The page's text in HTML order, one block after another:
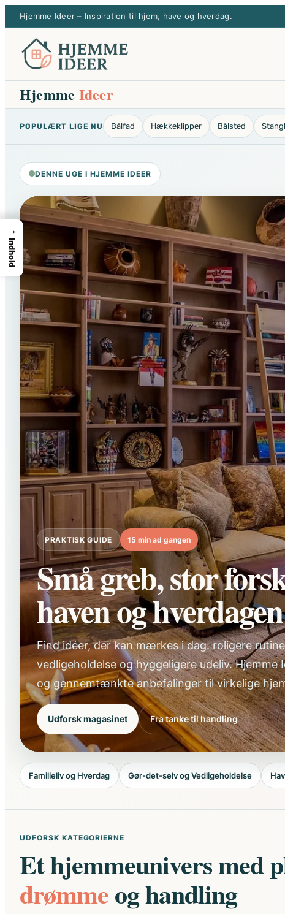
Spring
til
indhold
Hjemme Ideer – Inspiration til hjem, have og hverdag.
Hjemme Ideer
POPULÆRT LIGE NU Bålfad Hækkeklipper Bålsted
DENNE UGE I HJEMME IDEER
PRAKTISK GUIDE 15 min ad gangen
Små greb, stor
haven og hverdagen
Find idéer, der kan mærkes i dag: roligere
vedligeholdelse og hyggeligere udeliv. Hjemme
og gennemtænkte anbefalinger til virkelige
Udforsk magasinet Fra tanke til handling
Familieliv og Hverdag Gør-det-selv og Vedligeholdelse
UDFORSK KATEGORIERNE
Et hjemmeunivers med
drømmeog handling
→
Indhold